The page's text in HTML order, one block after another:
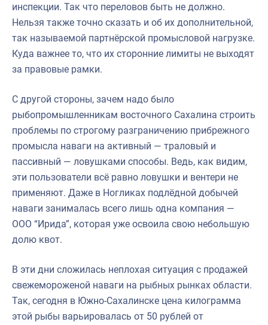
инспекции. Так что переловов быть не должно.
Нельзя также точно сказать и об их дополнительной,
так называемой партнёрской промысловой нагрузке.
Куда важнее то, что их сторонние лимиты не выходят
за правовые рамки.
С другой стороны, зачем надо было
рыбопромышленникам восточного Сахалина строить
проблемы по строгому разграничению прибрежного
промысла наваги на активный — траловый и
пассивный — ловушками способы. Ведь, как видим,
эти пользователи всё равно ловушки и вентери не
применяют. Даже в Ногликах подлёдной добычей
наваги занималась всего лишь одна компания —
ООО “Ирида”, которая уже освоила свою небольшую
долю квот.
В эти дни сложилась неплохая ситуация с продажей
свежемороженой наваги на рыбных рынках области.
Так, сегодня в Южно-Сахалинске цена килограмма
этой рыбы варьировалась от 50 рублей от